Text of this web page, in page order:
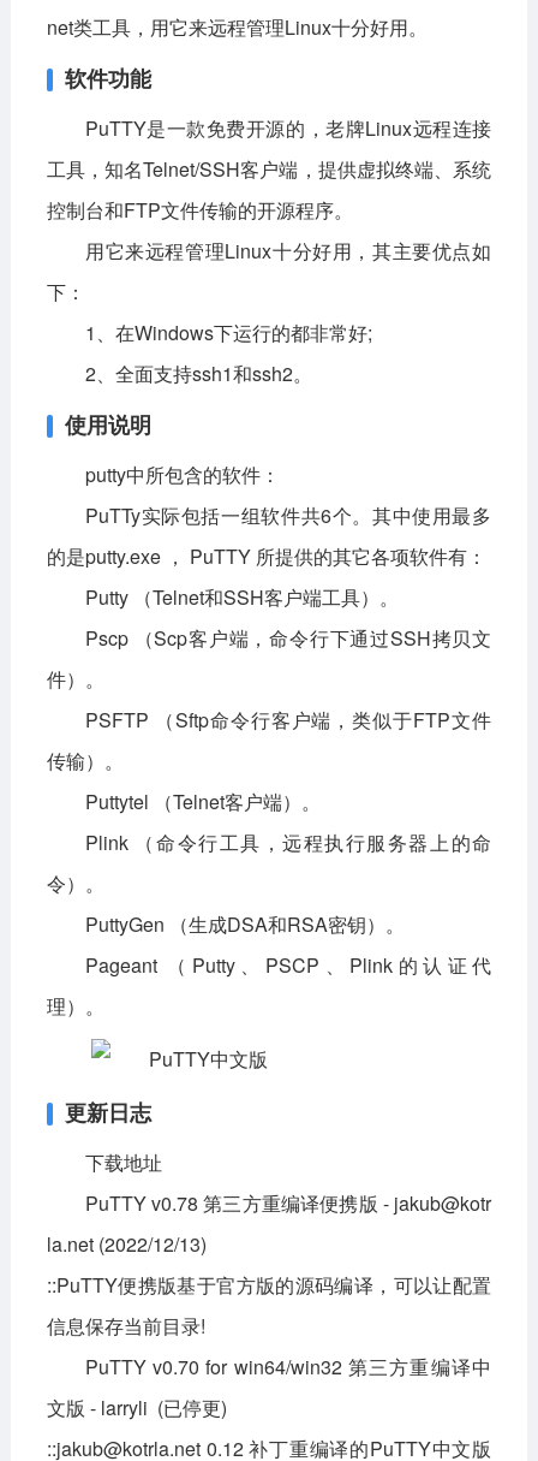
net类工具，用它来远程管理Linux十分好用。
软件功能
PuTTY是一款免费开源的，老牌Linux远程连接
工具，知名Telnet/SSH客户端，提供虚拟终端、系统
控制台和FTP文件传输的开源程序。
用它来远程管理Linux十分好用，其主要优点如
下：
1、在Windows下运行的都非常好;
2、全面支持ssh1和ssh2。
使用说明
putty中所包含的软件：
PuTTy实际包括一组软件共6个。其中使用最多
的是putty.exe ， PuTTY 所提供的其它各项软件有：
Putty （Telnet和SSH客户端工具）。
Pscp （Scp客户端，命令行下通过SSH拷贝文
件）。
PSFTP （Sftp命令行客户端，类似于FTP文件
传输）。
Puttytel （Telnet客户端）。
Plink （命令行工具，远程执行服务器上的命
令）。
PuttyGen （生成DSA和RSA密钥）。
Pageant （Putty、PSCP、Plink的认证代
理）。
更新日志
下载地址
PuTTY v0.78 第三方重编译便携版 - jakub@kotr
la.net (2022/12/13)
::PuTTY便携版基于官方版的源码编译，可以让配置
信息保存当前目录!
PuTTY v0.70 for win64/win32 第三方重编译中
文版 - larryli (已停更)
::jakub@kotrla.net 0.12 补丁重编译的PuTTY中文版